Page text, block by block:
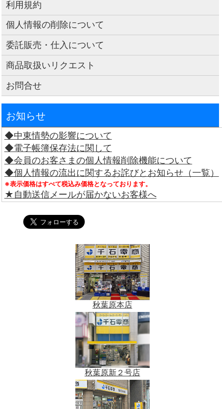
利用規約
個人情報の削除について
委託販売・仕入について
商品取扱いリクエスト
お問合せ
お知らせ
◆中東情勢の影響について
◆電子帳簿保存法に関して
◆会員のお客さまの個人情報削除機能について
◆個人情報の流出に関するお詫びとお知らせ（一覧）
※表示価格はすべて税込み価格となっております。
★自動送信メールが届かないお客様へ
秋葉原本店
秋葉原新２号店